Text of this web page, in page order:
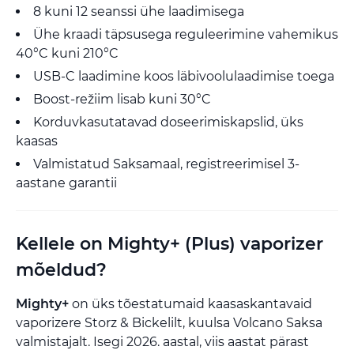
8 kuni 12 seanssi ühe laadimisega
Ühe kraadi täpsusega reguleerimine vahemikus
40°C kuni 210°C
USB-C laadimine koos läbivoolulaadimise toega
Boost-režiim lisab kuni 30°C
Korduvkasutatavad doseerimiskapslid, üks
kaasas
Valmistatud Saksamaal, registreerimisel 3-
aastane garantii
Kellele on Mighty+ (Plus) vaporizer
mõeldud?
Mighty+ on üks tõestatumaid kaasaskantavaid
vaporizere Storz & Bickelilt, kuulsa Volcano Saksa
valmistajalt. Isegi 2026. aastal, viis aastat pärast